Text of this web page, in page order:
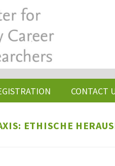
CONTACT
ETHISCHE